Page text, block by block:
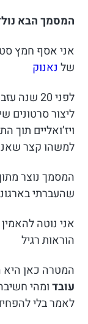
המסמך הבא
אני אסף חמץ
של נאנוק
לפני 20
ליצור סרטונים
ויז’ואליים
למשהו קצר
המסמך נוצר
שהעברתי
אני נוטה
הוראות רגיל
המטרה כאן
עובדומהי
לאמר בלי